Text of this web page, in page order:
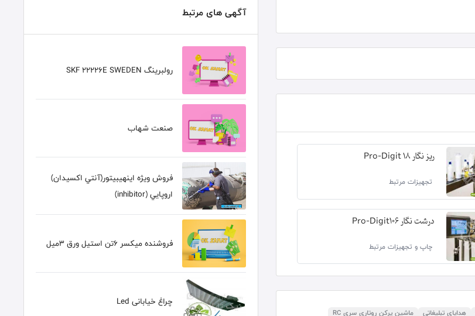
ریز نگار Pro-Digit 18
تجهیزات مرتبط
درشت نگار Pro-Digit106
چاپ و تجهیزات مرتبط
هدایای تبلیغاتی ماشین پرکن روتاری سری RC
آگهی های مرتبط
رولبرینگ SKF 22226E SWEDEN
صنعت شهاب
فروش ويژه اينهيبيتور(آنتي اکسيدان)
اروپايي (inhibitor)
فروشنده میکسر 6تن استیل ورق 3میل
چراغ خیابانی Led